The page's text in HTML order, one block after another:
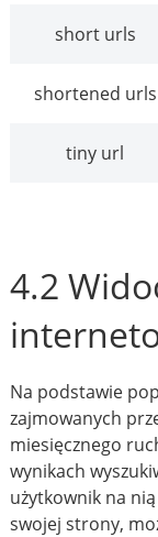
short urls
shortened urls
tiny url
4.2
Na podstawie
zajmowanych
miesięcznego
wynikach
użytkownik na
swojej strony,